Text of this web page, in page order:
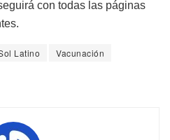
con todas las páginas
Latino
Vacunación